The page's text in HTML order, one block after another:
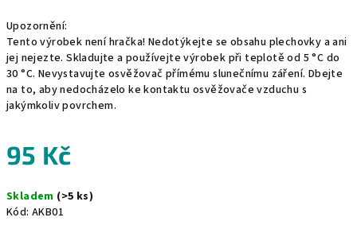
Upozornění:
Tento výrobek není hračka! Nedotýkejte se obsahu plechovky a ani
jej nejezte. Skladujte a používejte výrobek při teplotě od 5 °C do
30 °C. Nevystavujte osvěžovač přímému slunečnímu záření. Dbejte
na to, aby nedocházelo ke kontaktu osvěžovače vzduchu s
jakýmkoliv povrchem.
95 Kč
cena:
Skladem (>5 ks)
Kód: AKB01